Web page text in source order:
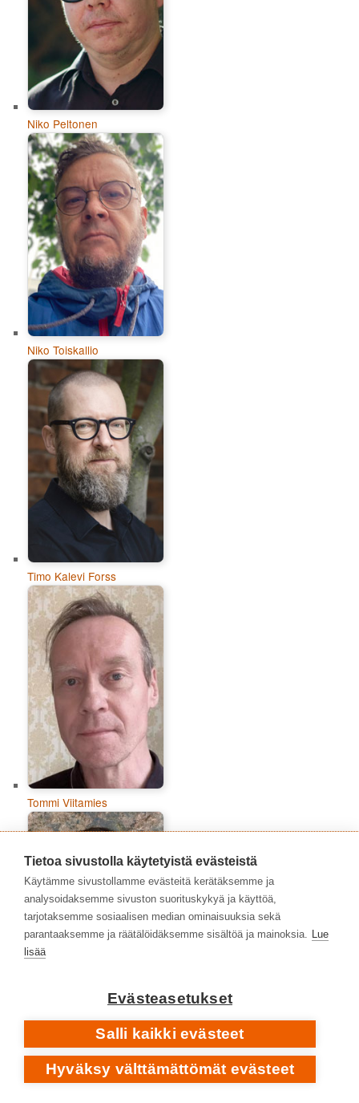
Niko Peltonen
Niko Toiskallio
Timo Kalevi Forss
Tommi Viitamies
Topias Tiheäsalo
Tietoa sivustolla käytetyistä evästeistä
Käytämme sivustollamme evästeitä kerätäksemme ja
analysoidaksemme sivuston suorituskykyä ja käyttöä,
tarjotaksemme sosiaalisen median ominaisuuksia sekä
parantaaksemme ja räätälöidäksemme sisältöä ja mainoksia. Lue
lisää
Evästeasetukset
Salli kaikki evästeet
Hyväksy välttämättömät evästeet